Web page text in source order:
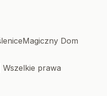
Magiczny Dom
prawa